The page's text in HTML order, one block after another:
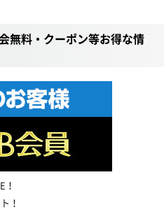
無料・クーポン等お得な情
！
！